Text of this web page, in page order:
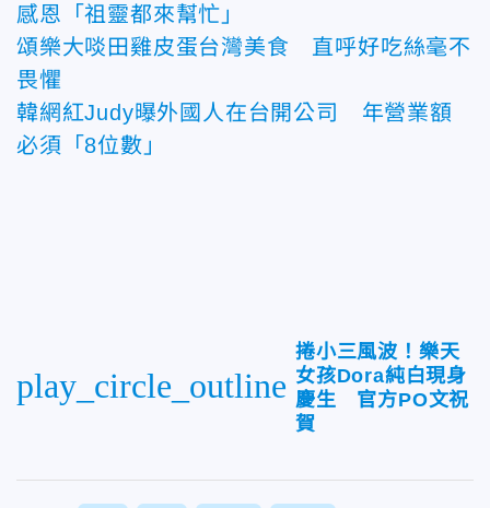
感恩「祖靈都來幫忙」
頌樂大啖田雞皮蛋台灣美食 直呼好吃絲毫不
畏懼
韓網紅Judy曝外國人在台開公司 年營業額
必須「8位數」
play_circle_outline
捲小三風波！樂天
女孩Dora純白現身
慶生 官方PO文祝
賀